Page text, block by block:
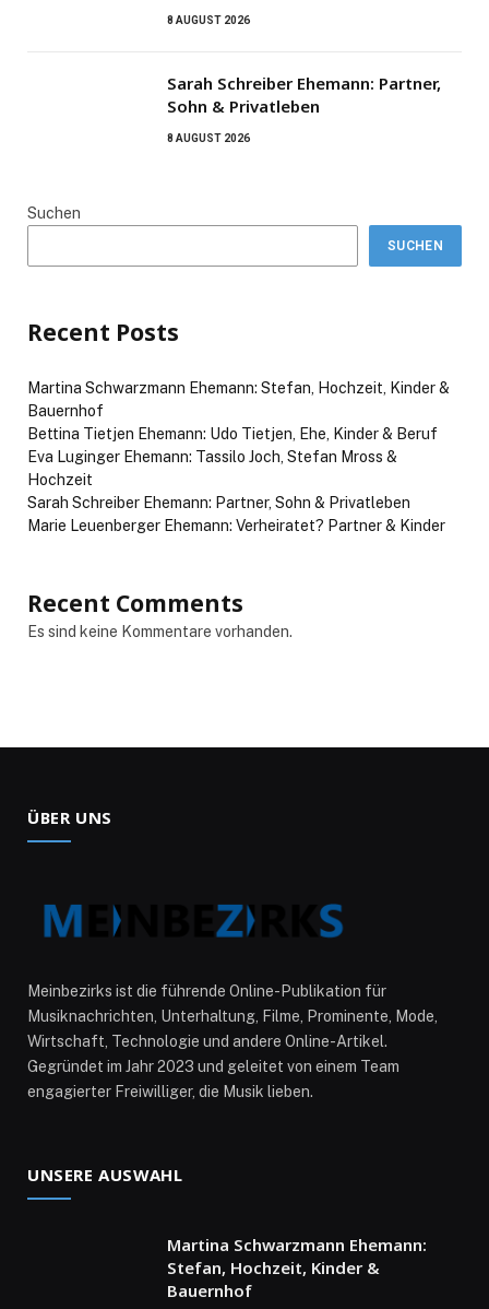
8 AUGUST 2026
Sarah Schreiber Ehemann: Partner,
Sohn & Privatleben
8 AUGUST 2026
Suchen
SUCHEN
Recent Posts
Martina Schwarzmann Ehemann: Stefan, Hochzeit, Kinder &
Bauernhof
Bettina Tietjen Ehemann: Udo Tietjen, Ehe, Kinder & Beruf
Eva Luginger Ehemann: Tassilo Joch, Stefan Mross &
Hochzeit
Sarah Schreiber Ehemann: Partner, Sohn & Privatleben
Marie Leuenberger Ehemann: Verheiratet? Partner & Kinder
Recent Comments
Es sind keine Kommentare vorhanden.
ÜBER UNS
Meinbezirks ist die führende Online-Publikation für
Musiknachrichten, Unterhaltung, Filme, Prominente, Mode,
Wirtschaft, Technologie und andere Online-Artikel.
Gegründet im Jahr 2023 und geleitet von einem Team
engagierter Freiwilliger, die Musik lieben.
UNSERE AUSWAHL
Martina Schwarzmann Ehemann:
Stefan, Hochzeit, Kinder &
Bauernhof